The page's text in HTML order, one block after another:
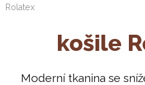
Rolatex
košile
Moderní tkanina se